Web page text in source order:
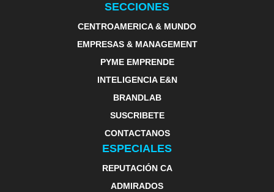
SECCIONES
CENTROAMERICA & MUNDO
EMPRESAS & MANAGEMENT
PYME EMPRENDE
INTELIGENCIA E&N
BRANDLAB
SUSCRIBETE
CONTACTANOS
ESPECIALES
REPUTACIÓN CA
ADMIRADOS